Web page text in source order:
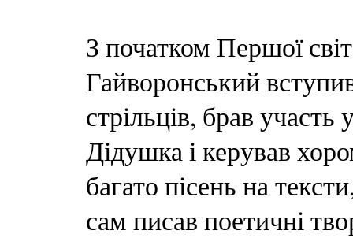
З початком Першої
Гайворонський
стрільців, брав
Дідушка і керував
багато пісень на
сам писав поетичні